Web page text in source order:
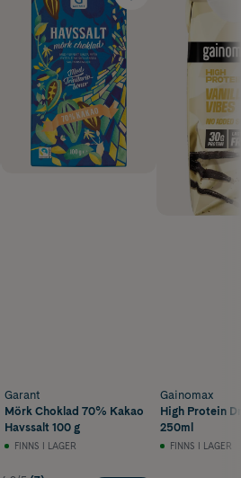
Garant
Mörk Choklad 70% Kakao
Havssalt 100 g
FINNS I LAGER
Gainomax
High Protein
250ml
FINNS I LAGER